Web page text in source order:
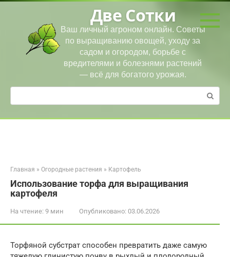
Перейти
Две Сотки
Ваш личный агроном онлайн. Советы
по выращиванию овощей, уходу за
садом и огородом, борьбе с
вредителями и болезнями растений
— всё для богатого урожая.
Поиск:
Главная » Огородные растения » Картофель
Использование торфа для выращивания
картофеля
На чтение: 9 мин Опубликовано: 03.06.2026
Торфяной субстрат способен превратить даже самую